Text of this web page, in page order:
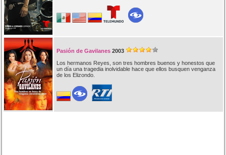
Pasión de Gavilanes 2003
Los hermanos Reyes, son tres hombres buenos y honestos que
un día una tragedia inolvidable hace que ellos busquen venganza
de los Elizondo.